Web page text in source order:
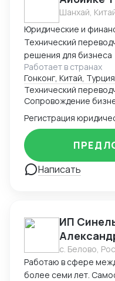
Шанхай,
Юридические и
Технический
решения для бизнеса
Работает в странах
Гонконг, Китай, Турция
Технический
Сопровождение
Написать
ИП
с. Белово,
Работаю в сфере
более семи лет.